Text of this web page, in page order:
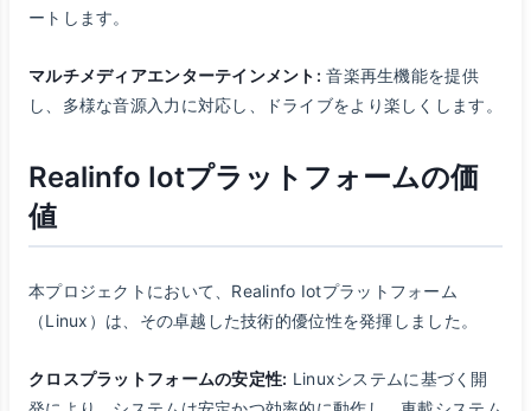
ートします。
マルチメディアエンターテインメント: 音楽再生機能を提供
し、多様な音源入力に対応し、ドライブをより楽しくします。
Realinfo Iotプラットフォームの価
値
本プロジェクトにおいて、Realinfo Iotプラットフォーム
（Linux）は、その卓越した技術的優位性を発揮しました。
クロスプラットフォームの安定性: Linuxシステムに基づく開